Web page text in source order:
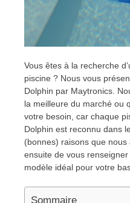
Vous êtes à la recherche
piscine ? Nous vous
Dolphin par Maytronics.
la meilleure du marché ou
votre besoin, car chaque
Dolphin est reconnu dans
(bonnes) raisons que
ensuite de vous
modèle idéal pour votre
Sommaire